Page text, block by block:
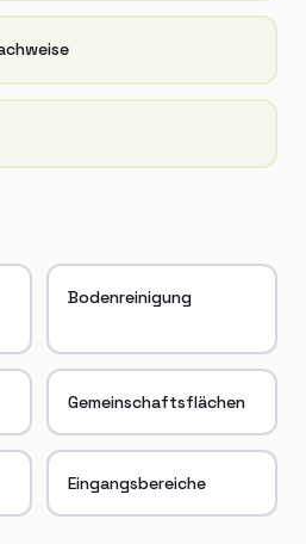
Bodenreinigung
Gemeinschaftsflächen
Eingangsbereiche